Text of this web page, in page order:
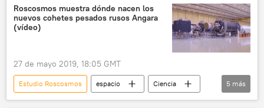
radiotelescopio
noticias
Roscosmos muestra dónde nacen los
nuevos cohetes pesados rusos Angara
(vídeo)
27 de mayo 2019, 18:05 GMT
Estudio Roscosmos espacio
Ciencia
Internacional
Rusia
Roscosmos
5 más